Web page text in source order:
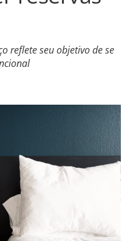
reflete seu objetivo de se